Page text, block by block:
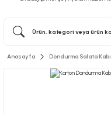
Anasayfa Dondurma Salata Kabı